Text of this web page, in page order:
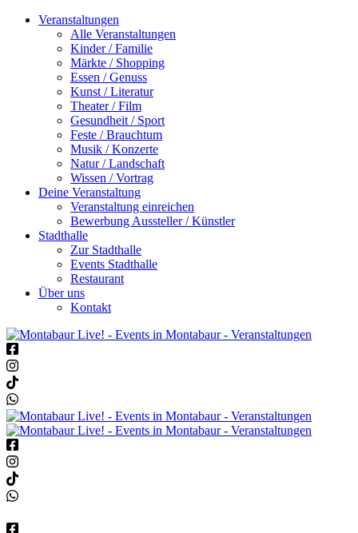
Veranstaltungen
Alle Veranstaltungen
Kinder / Familie
Märkte / Shopping
Essen / Genuss
Kunst / Literatur
Theater / Film
Gesundheit / Sport
Feste / Brauchtum
Musik / Konzerte
Natur / Landschaft
Wissen / Vortrag
Deine Veranstaltung
Veranstaltung einreichen
Bewerbung Aussteller / Künstler
Stadthalle
Zur Stadthalle
Events Stadthalle
Restaurant
Über uns
Kontakt